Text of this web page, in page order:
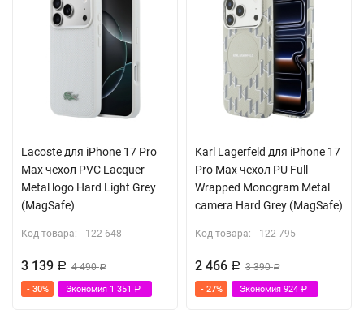
Lacoste для iPhone 17 Pro
Max чехол PVC Lacquer
Metal logo Hard Light Grey
(MagSafe)
Код товара: 122-648
3 139 Р 4 490Р
- 30% Экономия 1 351 Р
Karl Lagerfeld для iPhone 17
Pro Max чехол PU Full
Wrapped Monogram Metal
camera Hard Grey (MagSafe)
Код товара: 122-795
2 466 Р 3 390Р
- 27% Экономия 924 Р